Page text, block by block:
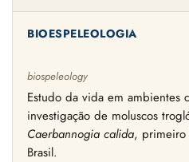
BIOESPELEOLOGIA
biospeleology
Estudo da vida em ambientes
investigação de moluscos
Caerbannogia calida, primeiro
Brasil.